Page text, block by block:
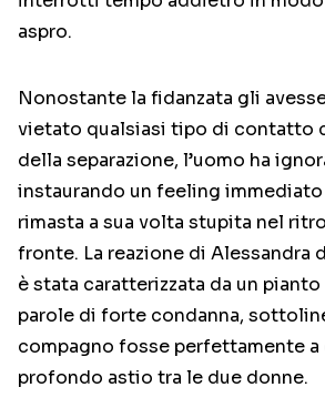
aspro.
Nonostante la fidanzata gli
vietato qualsiasi tipo di contatto
della separazione, l’uomo ha
instaurando un feeling
rimasta a sua volta stupita nel
fronte. La reazione di Alessandra
è stata caratterizzata da un pianto
parole di forte condanna,
compagno fosse perfettamente a
profondo astio tra le due donne.